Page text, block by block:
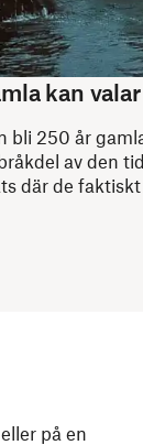
kan
bli 250 år
av den
där de
på en